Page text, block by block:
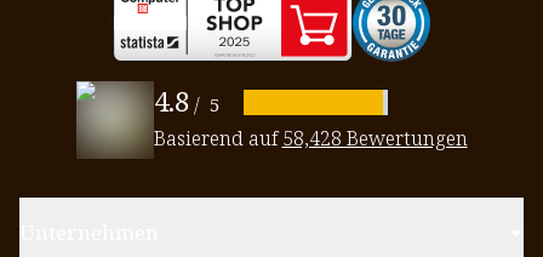
4.8 / 5
Basierend auf58,428 Bewertungen